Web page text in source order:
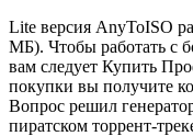
Lite версия AnyToISO
МБ). Чтобы работать с
вам следует Купить
покупки вы получите
Вопрос решил
пиратском торрент-